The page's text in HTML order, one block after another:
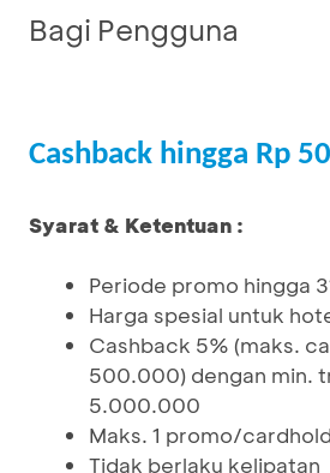
Bagi Pengguna
Cashback hingga Rp
Syarat & Ketentuan :
Periode promo hingga
Harga spesial untuk
Cashback 5% (maks.
500.000) dengan min.
5.000.000
Maks. 1 promo/
Tidak berlaku kelipatan